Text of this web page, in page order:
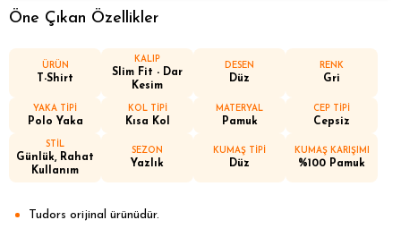
Öne Çıkan Özellikler
ÜRÜN
T-Shirt
KALIP
Slim Fit - Dar
Kesim
DESEN
Düz
RENK
Gri
YAKA TİPİ
Polo Yaka
KOL TİPİ
Kısa Kol
MATERYAL
Pamuk
CEP TİPİ
Cepsiz
STİL
Günlük, Rahat
Kullanım
SEZON
Yazlık
KUMAŞ TİPİ
Düz
KUMAŞ KARIŞIMI
%100 Pamuk
Tudors orijinal ürünüdür.